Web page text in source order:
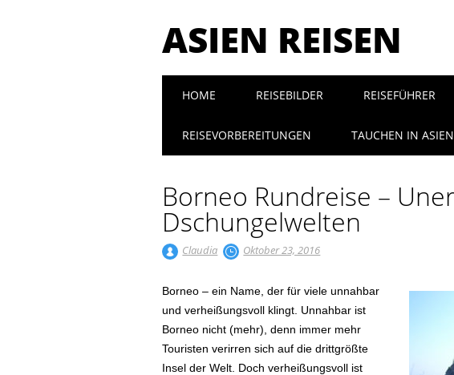
ASIEN REISEN
Main menu
HOME REISEBILDER REISEFÜHRER
REISEVORBEREITUNGEN TAUCHEN IN ASIEN
Borneo Rundreise –
Dschungelwelten
Claudia Oktober 23, 2016
Borneo – ein Name, der für viele unnahbar
und verheißungsvoll klingt. Unnahbar ist
Borneo nicht (mehr), denn immer mehr
Touristen verirren sich auf die drittgrößte
Insel der Welt. Doch verheißungsvoll ist